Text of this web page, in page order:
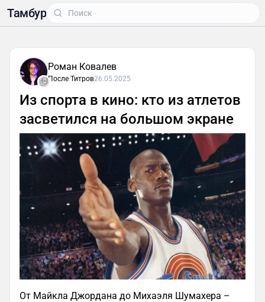
Тамбур
Роман Ковалев
После Титров26.05.2025
Из спорта в кино: кто из атлетов
засветился на большом экране
От Майкла Джордана до Михаэля Шумахера –